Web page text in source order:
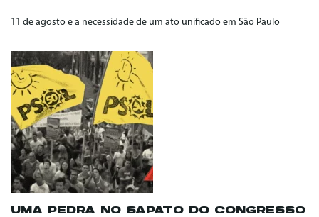
11 de agosto e a necessidade de um ato unificado em São Paulo
UMA PEDRA NO SAPATO DO CONGRESSO